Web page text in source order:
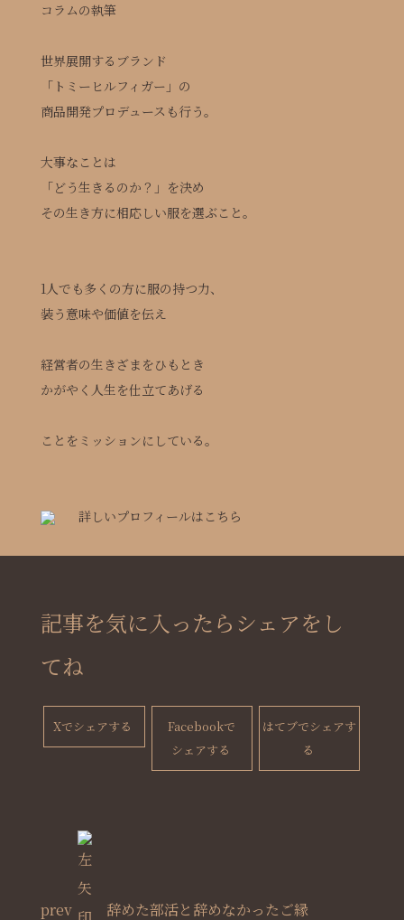
コラムの執筆
世界展開するブランド
「トミーヒルフィガー」の
商品開発プロデュースも行う。
大事なことは
「どう生きるのか？」を決め
その生き方に相応しい服を選ぶこと。
1人でも多くの方に服の持つ力、
装う意味や価値を伝え
経営者の生きざまをひもとき
かがやく人生を仕立てあげる
ことをミッションにしている。
詳しいプロフィールはこちら
記事を気に入ったらシェアをし
てね
Xでシェアする
Facebookで
シェアする
はてブでシェアす
る
prev 辞めた部活と辞めなかったご縁